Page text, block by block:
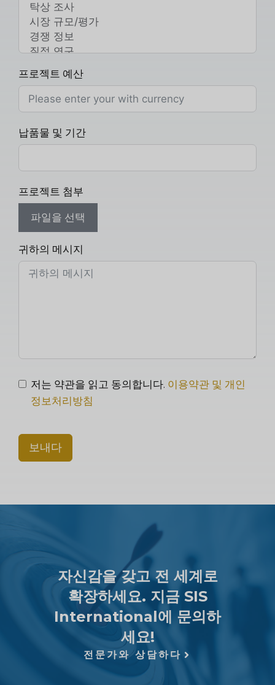
프로젝트 예산
납품물 및 기간
프로젝트 첨부
파일을 선택
귀하의 메시지
저는 약관을 읽고 동의합니다. 이용약관 및 개인
정보처리방침
보내다
자신감을 갖고 전 세계로
확장하세요. 지금 SIS
International에 문의하
세요!
전문가와 상담하다